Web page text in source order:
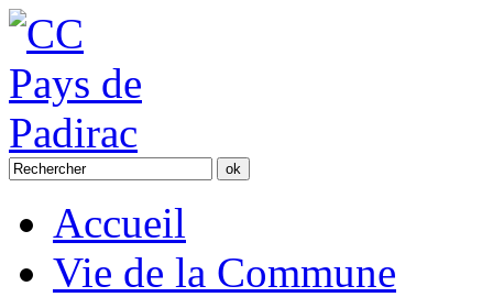
Accueil
Vie de la Commune